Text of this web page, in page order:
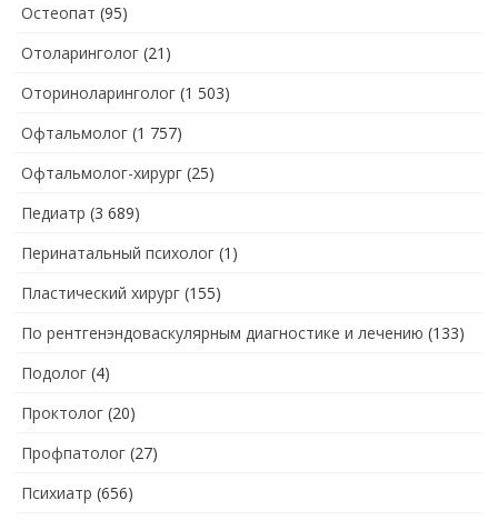
Остеопат (95)
Отоларинголог (21)
Оториноларинголог (1 503)
Офтальмолог (1 757)
Офтальмолог-хирург (25)
Педиатр (3 689)
Перинатальный психолог (1)
Пластический хирург (155)
По рентгенэндоваскулярным диагностике и лечению (133)
Подолог (4)
Проктолог (20)
Профпатолог (27)
Психиатр (656)